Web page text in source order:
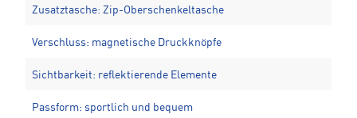
Zusatztasche: Zip-Oberschenkeltasche
Verschluss: magnetische Druckknöpfe
Sichtbarkeit: reflektierende Elemente
Passform: sportlich und bequem